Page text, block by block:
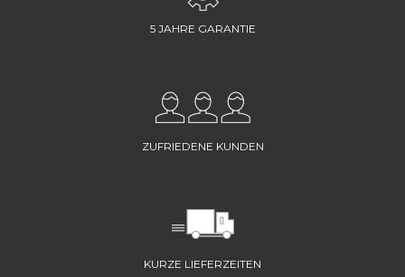
5 JAHRE GARANTIE
ZUFRIEDENE KUNDEN
KURZE LIEFERZEITEN